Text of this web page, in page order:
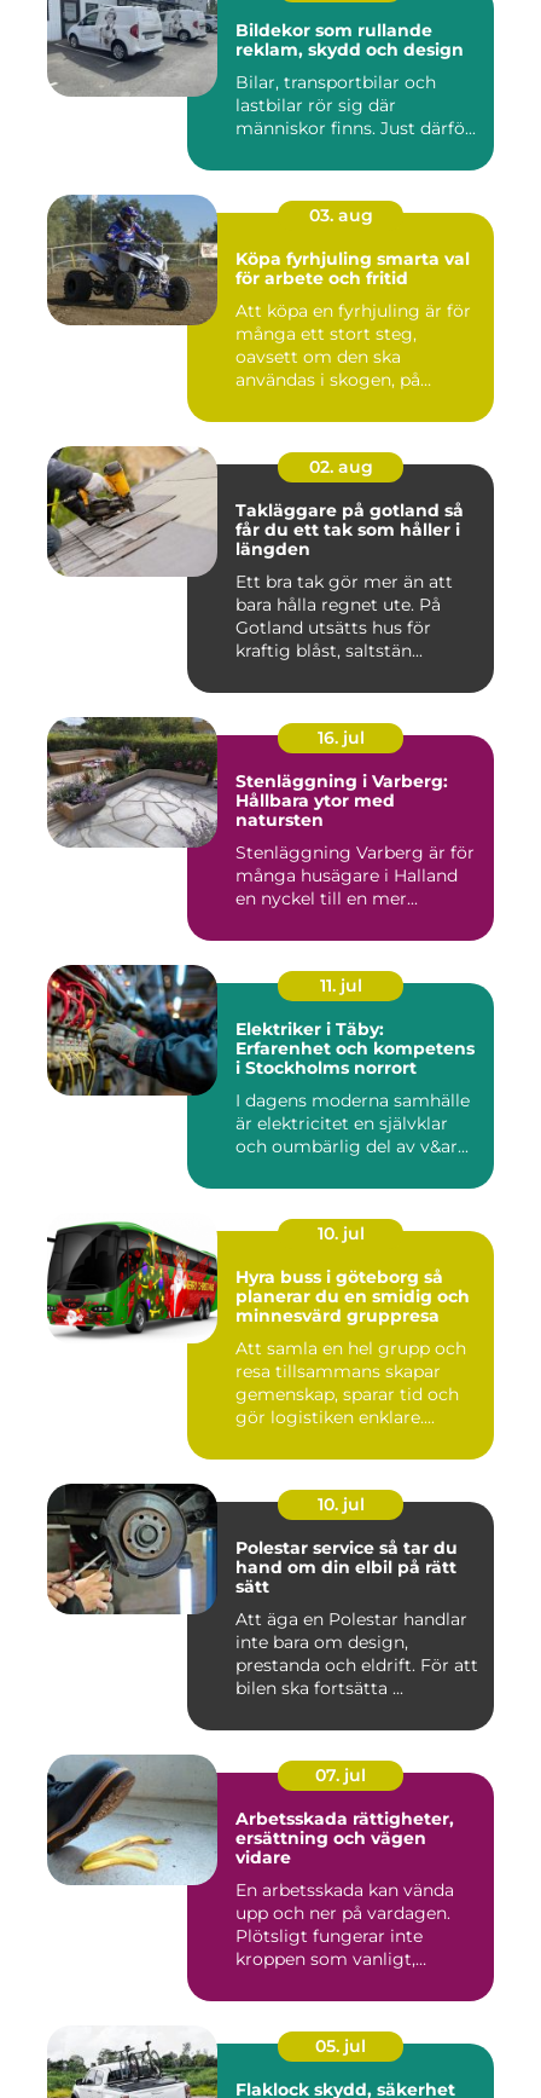
Bildekor som rullande
reklam, skydd och design
Bilar, transportbilar och
lastbilar rör sig där
människor finns. Just därfö...
03. aug
Köpa fyrhjuling smarta val
för arbete och fritid
Att köpa en fyrhjuling är för
många ett stort steg,
oavsett om den ska
användas i skogen, på
02. aug
Takläggare på gotland så
får du ett tak som håller i
längden
Ett bra tak gör mer än att
bara hålla regnet ute. På
Gotland utsätts hus för
kraftig blåst, saltstän...
16. jul
Stenläggning i Varberg:
Hållbara ytor med
natursten
Stenläggning Varberg är för
många husägare i Halland
en nyckel till en mer...
11. jul
Elektriker i Täby:
Erfarenhet och kompetens
i Stockholms norrort
I dagens moderna samhälle
är elektricitet en självklar
och oumbärlig del av v&ar...
10. jul
Hyra buss i göteborg så
planerar du en smidig och
minnesvärd gruppresa
Att samla en hel grupp och
resa tillsammans skapar
gemenskap, sparar tid och
gör logistiken enklare....
10. jul
Polestar service så tar du
hand om din elbil på rätt
sätt
Att äga en Polestar handlar
inte bara om design,
prestanda och eldrift. För att
bilen ska fortsätta ...
07. jul
Arbetsskada rättigheter,
ersättning och vägen
vidare
En arbetsskada kan vända
upp och ner på vardagen.
Plötsligt fungerar inte
kroppen som vanligt,
05. jul
Flaklock skydd, säkerhet